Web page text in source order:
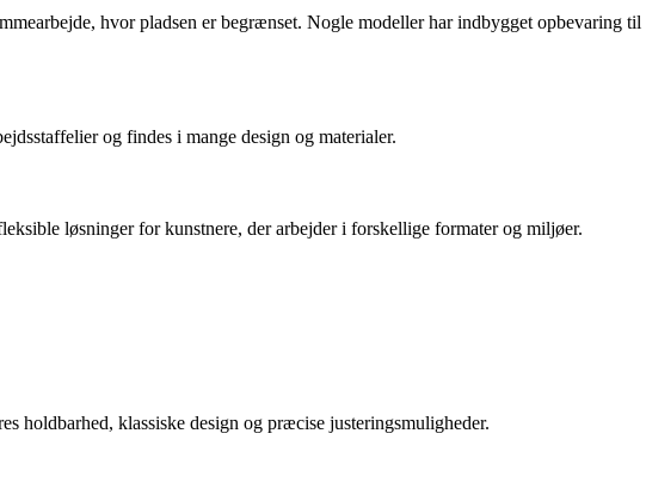
hvor pladsen er begrænset. Nogle modeller har indbygget opbevaring til
og findes i mange design og materialer.
løsninger for kunstnere, der arbejder i forskellige formater og miljøer.
holdbarhed, klassiske design og præcise justeringsmuligheder.